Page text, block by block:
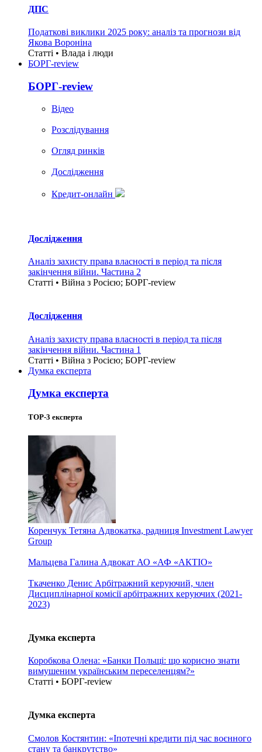
ДПС
Податкові виклики 2025 року: аналіз та прогнози від
Якова Вороніна
Статті • Влада i люди
БОРГ-review
БОРГ-review
Вiдео
Розслідування
Огляд ринків
Дослідження
Кредит-онлайн
Дослідження
Аналіз захисту права власності в період та після
закінчення війни. Частина 2
Статті • Війна з Росією; БОРГ-review
Дослідження
Аналіз захисту права власності в період та після
закінчення війни. Частина 1
Статті • Війна з Росією; БОРГ-review
Думка експерта
Думка експерта
TOP-3 експерта
Коренчук Тетяна Адвокатка, радниця Investment Lawyer
Group
Мальцева Галина Адвокат АО «АФ «АКТІО»
Ткаченко Денис Арбітражний керуючий, член
Дисциплінарної комісії арбітражних керуючих (2021-
2023)
Думка експерта
Коробкова Олена: «Банки Польщі: що корисно знати
вимушеним українським переселенцям?»
Статті • БОРГ-review
Думка експерта
Смолов Костянтин: «Іпотечні кредити під час воєнного
стану та банкрутство»